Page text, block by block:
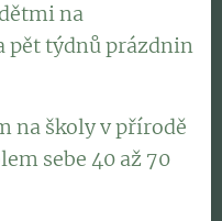
na
pět týdnů prázdnin
na školy v přírodě
sebe 40 až 70